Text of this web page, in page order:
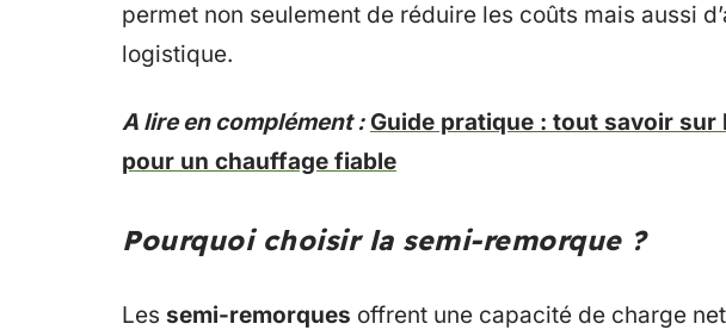
permet non seulement de réduire les coûts mais aussi
logistique.
A lire en complément : Guide pratique : tout savoir sur
pour un chauffage fiable
Pourquoi choisir la semi-remorque ?
Les semi-remorques offrent une capacité de charge